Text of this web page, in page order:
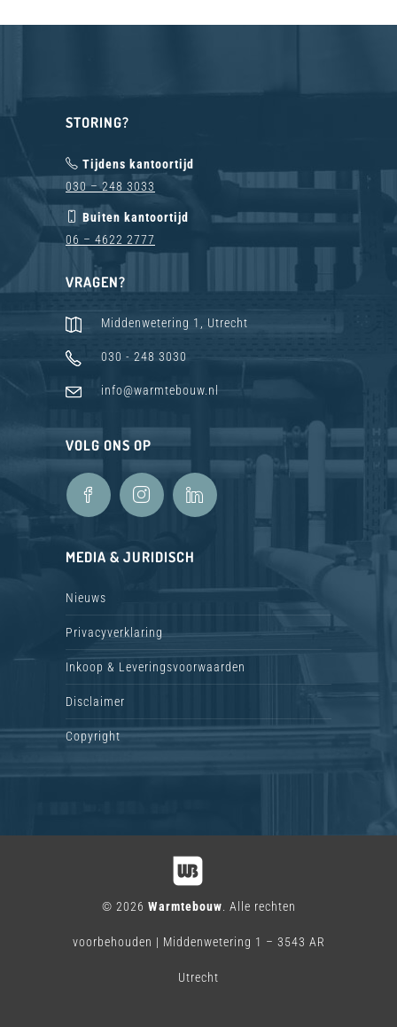
STORING?
Tijdens kantoortijd
030 – 248 3033
Buiten kantoortijd
06 – 4622 2777
VRAGEN?
Middenwetering 1, Utrecht
030 - 248 3030
info@warmtebouw.nl
VOLG ONS OP
MEDIA & JURIDISCH
Nieuws
Privacyverklaring
Inkoop & Leveringsvoorwaarden
Disclaimer
Copyright
© 2026 Warmtebouw . Alle rechten
voorbehouden | Middenwetering 1 – 3543 AR
Utrecht